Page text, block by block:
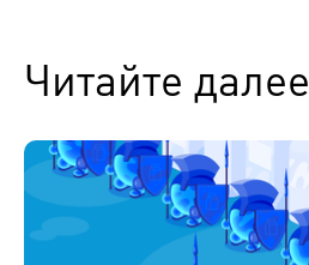
Читайте далее